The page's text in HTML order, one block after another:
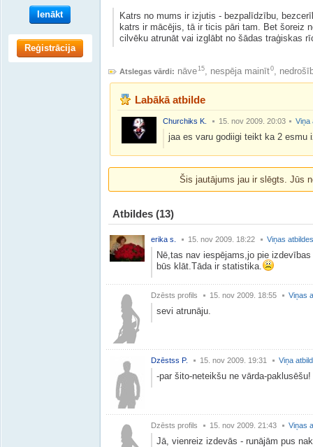
Katrs no mums ir izjutis - bezpalīdzību,
katrs ir mācējis, tā ir ticis pāri tam. Bet šoreiz
cilvēku atrunāt vai izglābt no šādas traģiskas
Atslegas vārdi: nāve15, nespēja mainīt0,
Labākā atbilde
Churchiks K. 15. nov 2009. 20:03 Viņa
jaa es varu godiigi teikt ka 2 esmu
Šis jautājums jau ir slēgts. Jūs
Atbildes (13)
erika s. 15. nov 2009. 18:22 Viņas atbildes
Nē,tas nav iespējams,jo pie
būs klāt.Tāda ir statistika.
Dzēsts profils 15. nov 2009. 18:55 Viņas
sevi atrunāju.
Dzēstss P. 15. nov 2009. 19:31 Viņa
-par šito-neteikšu ne vārda-paklusēšu!
Dzēsts profils 15. nov 2009. 21:43 Viņas
Jā, vienreiz izdevās - runājām pus
Ienākt
Reģistrācija